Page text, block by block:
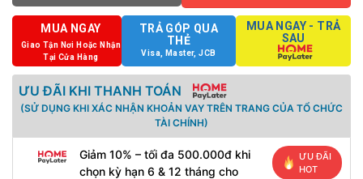
MUA NGAY
Giao Tận Nơi Hoặc Nhận
Tại Cửa Hàng
TRẢ GÓP QUA
THẺ
Visa, Master, JCB
MUA NGAY - TRẢ
SAU
ƯU ĐÃI KHI THANH TOÁN
(SỬ DỤNG KHI XÁC NHẬN KHOẢN VAY TRÊN TRANG CỦA TỔ CHỨC
TÀI CHÍNH)
Giảm 10% – tối đa 500.000đ khi
chọn kỳ hạn 6 & 12 tháng cho
ƯU ĐÃI
HOT